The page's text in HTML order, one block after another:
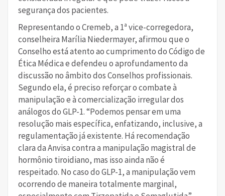
segurança dos pacientes.
Representando o Cremeb, a 1ª vice-corregedora,
conselheira Marília Niedermayer, afirmou que o
Conselho está atento ao cumprimento do Código de
Ética Médica e defendeu o aprofundamento da
discussão no âmbito dos Conselhos profissionais.
Segundo ela, é preciso reforçar o combate à
manipulação e à comercialização irregular dos
análogos do GLP-1. “Podemos pensar em uma
resolução mais específica, enfatizando, inclusive, a
regulamentação já existente. Há recomendação
clara da Anvisa contra a manipulação magistral de
hormônio tiroidiano, mas isso ainda não é
respeitado. No caso do GLP-1, a manipulação vem
ocorrendo de maneira totalmente marginal,